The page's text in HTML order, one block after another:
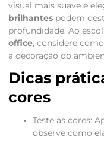
visual mais suave e
brilhantespodem
profundidade. Ao
office, considere
a decoração do
Dicas
cores
Teste as cores:
observe como